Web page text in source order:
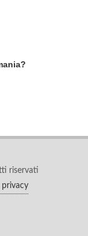
riservati
privacy